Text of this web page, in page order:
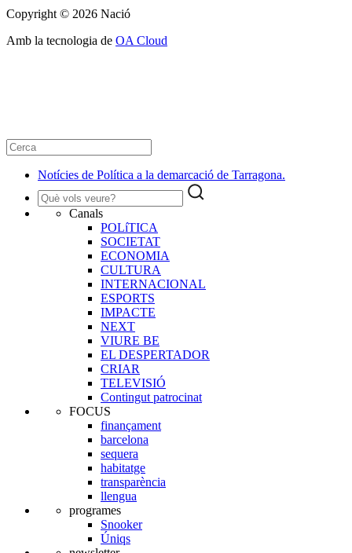
Copyright © 2026 Nació
Amb la tecnologia de OA Cloud
Notícies de Política a la demarcació de Tarragona.
Canals
POLíTICA
SOCIETAT
ECONOMIA
CULTURA
INTERNACIONAL
ESPORTS
IMPACTE
NEXT
VIURE BE
EL DESPERTADOR
CRIAR
TELEVISIÓ
Contingut patrocinat
FOCUS
finançament
barcelona
sequera
habitatge
transparència
llengua
programes
Snooker
Úniqs